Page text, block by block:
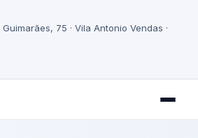
75 · Vila Antonio Vendas ·